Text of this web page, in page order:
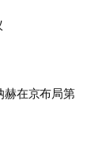
赫在京布局第